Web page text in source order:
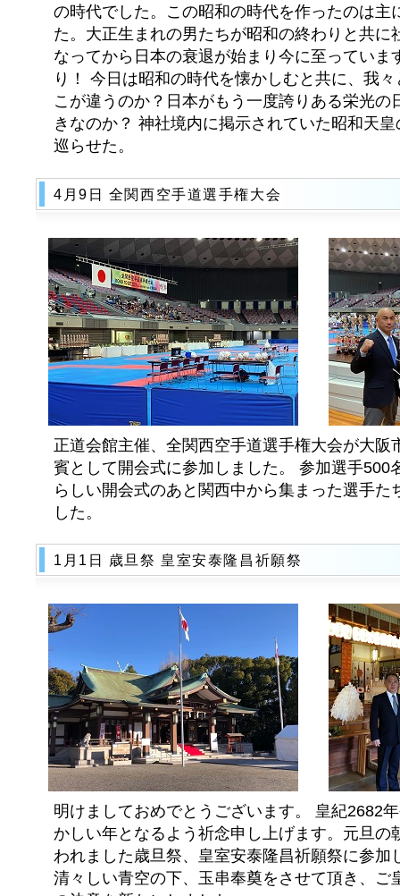
の時代でした。この昭和の時代を作ったのは主
た。大正生まれの男たちが昭和の終わりと共に
なってから日本の衰退が始まり今に至っていま
り！ 今日は昭和の時代を懐かしむと共に、我
こが違うのか？日本がもう一度誇りある栄光の
きなのか？ 神社境内に掲示されていた昭和天
巡らせた。
4月9日 全関西空手道選手権大会
正道会館主催、全関西空手道選手権大会が大阪
賓として開会式に参加しました。 参加選手500
らしい開会式のあと関西中から集まった選手た
した。
1月1日 歳旦祭 皇室安泰隆昌祈願祭
明けましておめでとうございます。 皇紀2682
かしい年となるよう祈念申し上げます。元旦の
われました歳旦祭、皇室安泰隆昌祈願祭に参加
清々しい青空の下、玉串奉奠をさせて頂き、ご